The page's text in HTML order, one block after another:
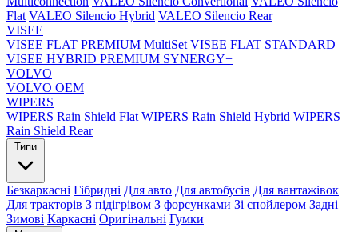
Flat VALEO Silencio Hybrid VALEO Silencio Rear
VISEE
VISEE FLAT PREMIUM MultiSet VISEE FLAT STANDARD
VISEE HYBRID PREMIUM SYNERGY+
VOLVO
VOLVO OEM
WIPERS
WIPERS Rain Shield Flat WIPERS Rain Shield Hybrid WIPERS
Rain Shield Rear
Типи
Безкаркасні Гібридні Для авто Для автобусів Для вантажівок
Для тракторів З підігрівом З форсунками Зі спойлером Задні
Зимові Каркасні Оригінальні Гумки